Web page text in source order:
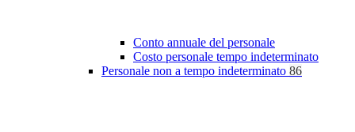
Conto annuale del personale
Costo personale tempo indeterminato
Personale non a tempo indeterminato 86